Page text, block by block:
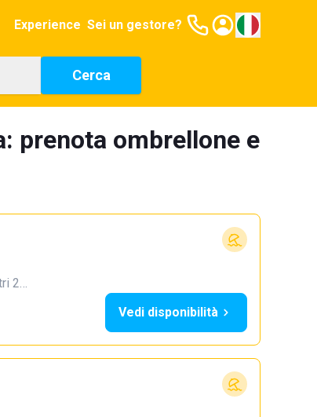
Experience Sei un gestore?
Cerca
prenota ombrellone e
2…
Vedi disponibilità